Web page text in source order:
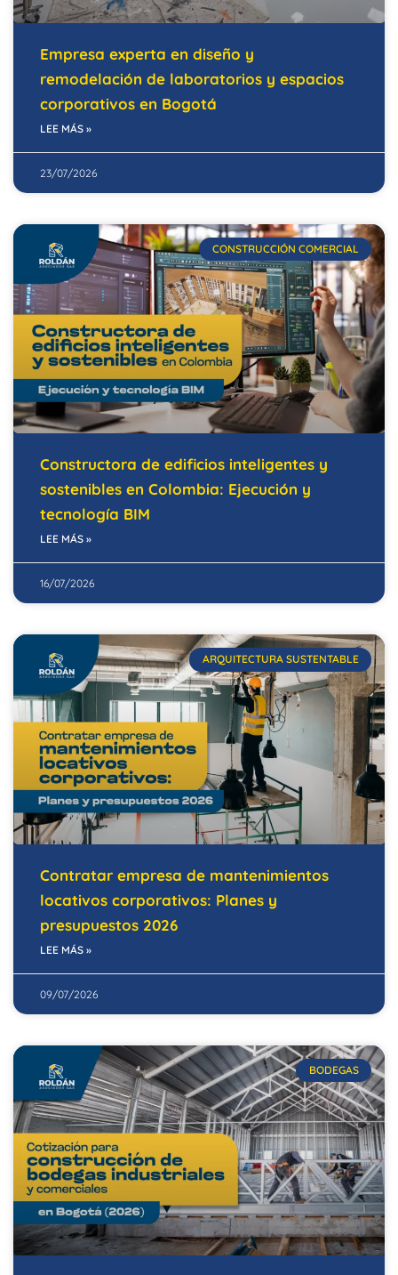
Empresa experta en diseño y
remodelación de laboratorios y espacios
corporativos en Bogotá
LEE MÁS »
23/07/2026
CONSTRUCCIÓN COMERCIAL
Constructora de edificios inteligentes y
sostenibles en Colombia: Ejecución y
tecnología BIM
LEE MÁS »
16/07/2026
ARQUITECTURA SUSTENTABLE
Contratar empresa de mantenimientos
locativos corporativos: Planes y
presupuestos 2026
LEE MÁS »
09/07/2026
BODEGAS